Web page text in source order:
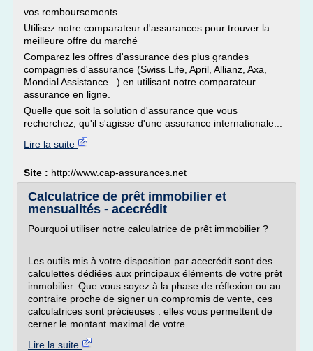
vos remboursements.
Utilisez notre comparateur d'assurances pour trouver la
meilleure offre du marché
Comparez les offres d'assurance des plus grandes
compagnies d'assurance (Swiss Life, April, Allianz, Axa,
Mondial Assistance...) en utilisant notre comparateur
assurance en ligne.
Quelle que soit la solution d'assurance que vous
recherchez, qu'il s'agisse d'une assurance internationale...
Lire la suite
Site : http://www.cap-assurances.net
Calculatrice de prêt immobilier et
mensualités - acecrédit
Pourquoi utiliser notre calculatrice de prêt immobilier ?
Les outils mis à votre disposition par acecrédit sont des
calculettes dédiées aux principaux éléments de votre prêt
immobilier. Que vous soyez à la phase de réflexion ou au
contraire proche de signer un compromis de vente, ces
calculatrices sont précieuses : elles vous permettent de
cerner le montant maximal de votre...
Lire la suite